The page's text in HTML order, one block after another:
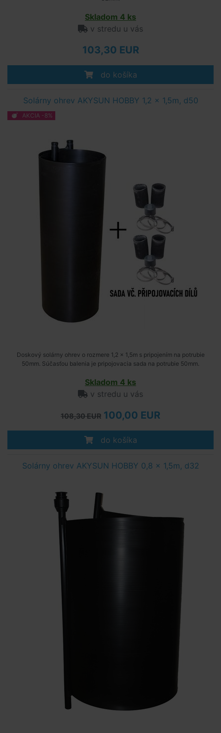
Skladom 4 ks
v stredu u vás
103,30 EUR
do košíka
Solárny ohrev AKYSUN HOBBY 1,2 x 1,5m, d50
AKCIA -8%
Doskový solárny ohrev o rozmere 1,2 x 1,5m s pripojením na potrubie
50mm. Súčasťou balenia je pripojovacia sada na potrubie 50mm.
Skladom 4 ks
v stredu u vás
108,30 EUR 100,00 EUR
do košíka
Solárny ohrev AKYSUN HOBBY 0,8 x 1,5m, d32